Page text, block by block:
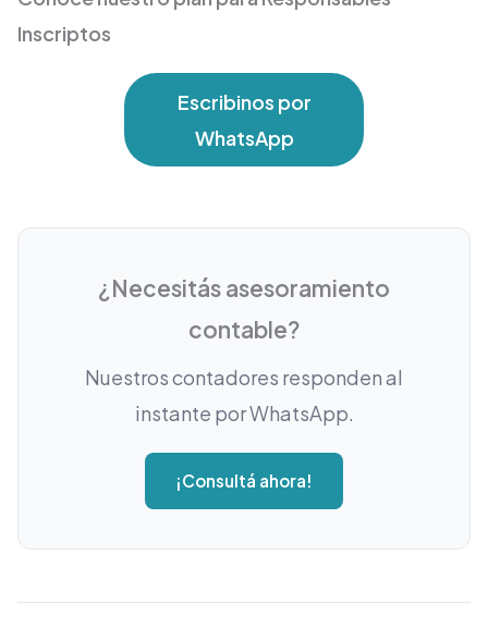
Inscriptos
Escribinos por
WhatsApp
¿Necesitás asesoramiento
contable?
Nuestros contadores responden al
instante por WhatsApp.
¡Consultá ahora!